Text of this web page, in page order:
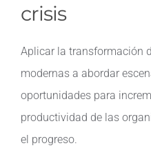
crisis
Aplicar la transformación
modernas a abordar
oportunidades para
productividad de las
el progreso.